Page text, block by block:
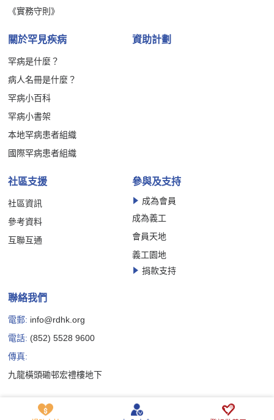
《實務守則》
關於罕見疾病
罕病是什麼？
病人名冊是什麼？
罕病小百科
罕病小書架
本地罕病患者組織
國際罕病患者組織
資助計劃
社區支援
社區資訊
參考資料
互聯互通
參與及支持
成為會員
成為義工
會員天地
義工園地
捐款支持
聯絡我們
電郵: info@rdhk.org
電話: (852) 5528 9600
傳真:
九龍橫頭磡邨宏禮樓地下
Copyright © 香港罕見疾病聯盟有限公司版權所有
私隱政策聲明
Cookie 政策聲明